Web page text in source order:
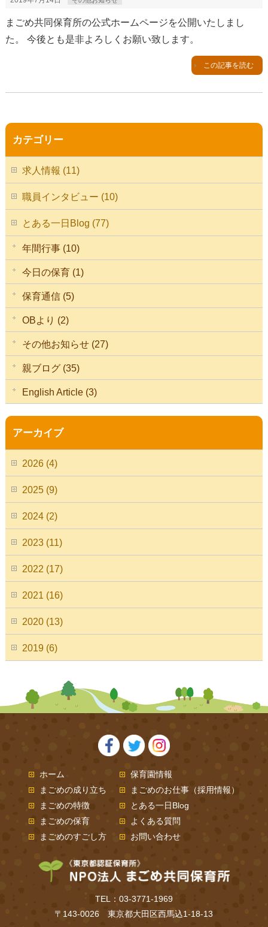
まごめ共同保育所の公式ホームページを公開いたしまし
た。 今後とも是非よろしくお願い致します。
この記事を読む
カテゴリー
求人情報 (11)
職員インタビュー (10)
とある一日Blog (77)
年間行事 (10)
今日の保育 (1)
保育通信 (5)
OBより (2)
その他お知らせ (27)
親ブログ (35)
English Article (3)
アーカイブ
2026 (4)
2025 (9)
2024 (2)
2023 (11)
2022 (17)
2021 (16)
2020 (13)
2019 (6)
ホーム
まごめの成り立ち
まごめの特徴
まごめの保育
まごめのすごし方
保育園情報
まごめのお仕事（採用情報）
とある一日Blog
よくある質問
お問い合わせ
TEL：03-3771-1969
〒143-0026 東京都大田区西馬込1-18-13